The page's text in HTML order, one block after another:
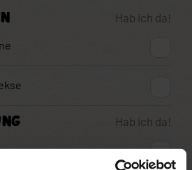
Hab ich da!
Hab ich da!